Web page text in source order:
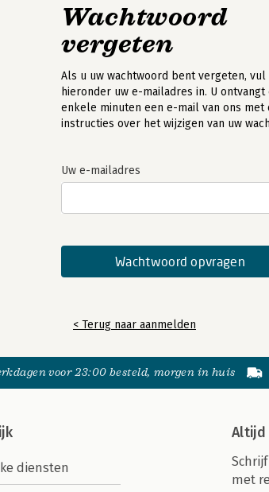
Wachtwoord
vergeten
Als u uw wachtwoord bent vergeten, vul
hieronder uw e-mailadres in. U ontvangt
enkele minuten een e-mail van ons met
instructies over het wijzigen van uw
Uw e-mailadres
< Terug naar aanmelden
voor 23:00 besteld, morgen in huis
diensten
met